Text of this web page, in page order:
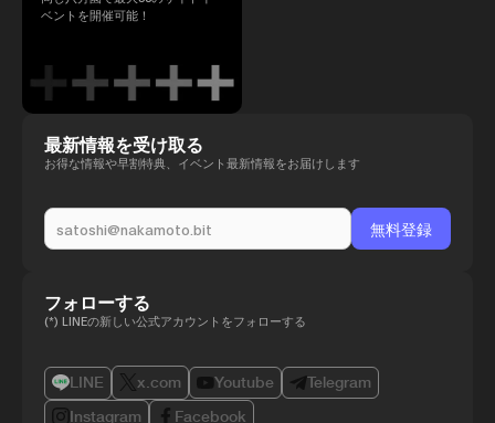
ベントを開催可能！
最新情報を受け取る
お得な情報や早割特典、イベント最新情報をお届けします
フォローする
(*) LINEの新しい公式アカウントをフォローする
LINE x.com Youtube
Telegram
Instagram
Facebook